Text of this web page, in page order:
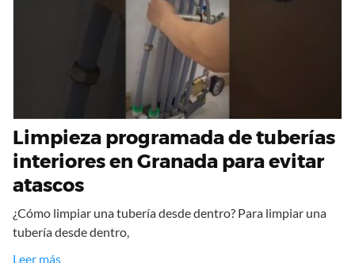
Limpieza programada de tuberías
interiores en Granada para evitar
atascos
¿Cómo limpiar una tubería desde dentro? Para limpiar una
tubería desde dentro,
Leer más